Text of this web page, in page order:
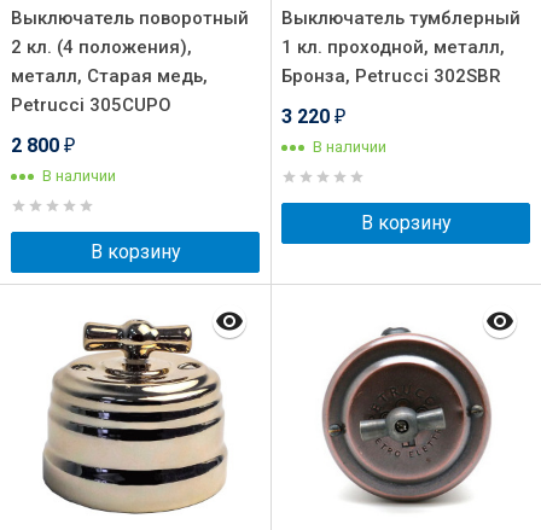
Выключатель поворотный
2 кл. (4 положения),
металл, Старая медь,
Petrucci 305CUPO
2 800 ₽
В наличии
В корзину
Выключатель тумблерный
1 кл. проходной, металл,
Бронза, Petrucci 302SBR
3 220 ₽
В наличии
В корзину